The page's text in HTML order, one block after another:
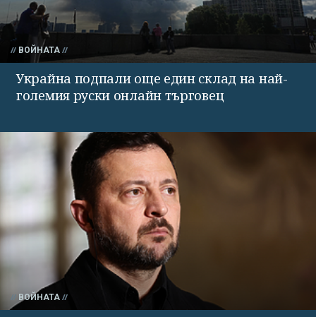
ВОЙНАТА
Украйна подпали още един склад на най-
големия руски онлайн търговец
ВОЙНАТА